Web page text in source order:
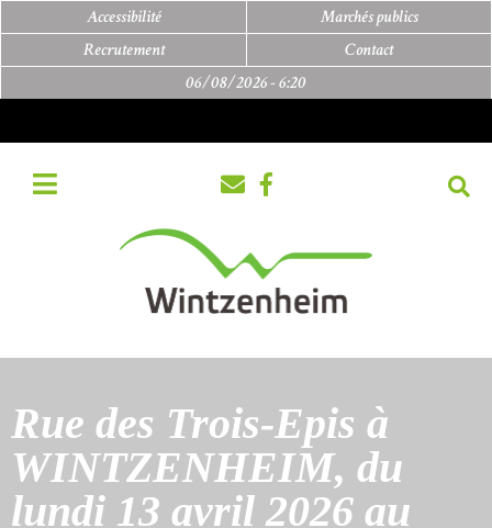
Accessibilité
Marchés publics
Recrutement
Contact
06/08/2026 -6:20
Rue des Trois-Epis à
WINTZENHEIM, du
lundi 13 avril 2026 au